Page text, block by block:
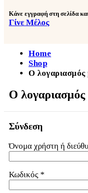
Κάνε εγγραφή στη σελίδα
Γίνε Μέλος
Home
Shop
Ο λογαριασμός
Ο λογαριασμός
Σύνδεση
Όνομα χρήστη ή
Κωδικός *